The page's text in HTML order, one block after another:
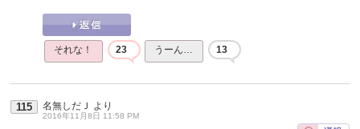
それな！ 23 うーん… 13
115 名無しだＪ より
2016年11月8日 11:58 PM